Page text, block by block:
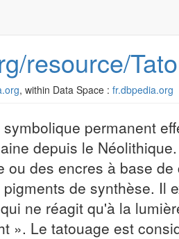
resource/
, within Data Space : fr.dbpedia.org
permanent
depuis le
des encres à base
de synthèse. Il
ne réagit qu'à la
». Le tatouage est